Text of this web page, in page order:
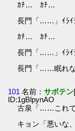
ｶﾁ… ｶﾁ…
長門「……」ｲﾗｲ
ｶﾁ… ｶﾁ…
長門「……」ｲﾗｲ
長門「……眠れな
101 名前：サボテン
ID:1gBlpynAO
古泉「……これで
キョン「悪いな